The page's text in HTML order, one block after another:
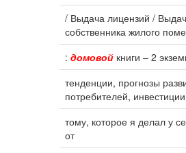
/ Выдача лицензий /
собственника жилого
: домовой книги – 2
тенденции, прогнозы
потребителей,
тому, которое я делал у
от